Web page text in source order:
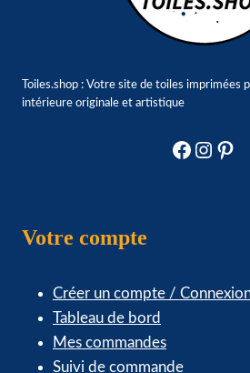
Toiles.shop : Votre site de toiles imprimées
intérieure originale et artistique
Facebook
Votre compte
Créer un compte /
Tableau de bord
Mes commandes
Suivi de commande